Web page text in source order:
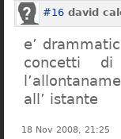
#16 david
e’
concetti
all’ istante
18 Nov 2008, 21:25